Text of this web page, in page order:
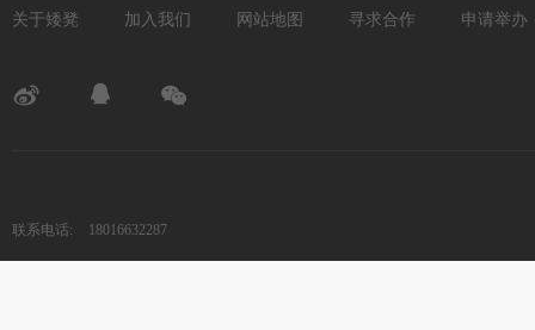
关于矮凳 加入我们 网站地图 寻求合作 申请举办
联系电话: 18016632287